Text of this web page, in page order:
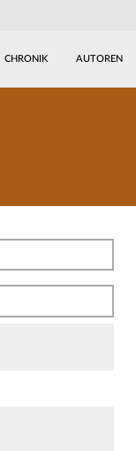
CHRONIK AUTOREN